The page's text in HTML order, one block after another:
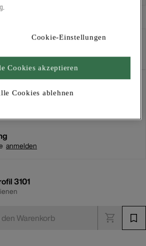
bitteanmelden
anmelden
3101
Warenkorb
.
Cookie-Einstellungen
Cookies ablehnen
Cookies akzeptieren